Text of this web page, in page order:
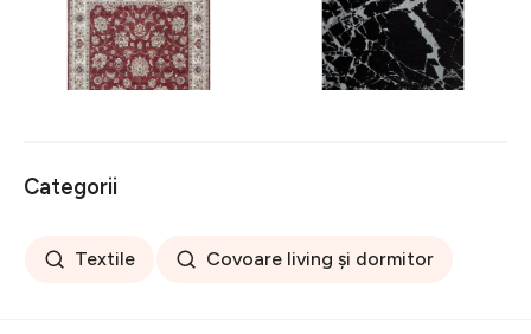
Covor rezistent Eko, ALT
05 - Red, Ivory, 100%
poliester, 80 x 150 cm
256 lei
Covor rezistent SM 21 -
Black, Silver XW, 80x300
441 lei
Categorii
Textile Covoare living și dormitor